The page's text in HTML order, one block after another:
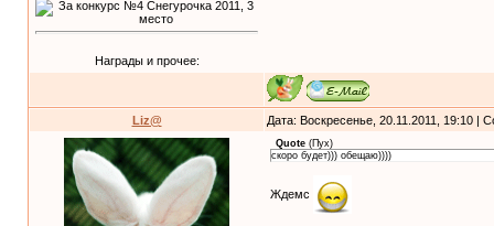
Награды и прочее:
Liz@ Дата: Воскресенье, 20.11.2011, 19:10 |
Quote (Пух)
скоро будет))) обещаю))))
Ждемс